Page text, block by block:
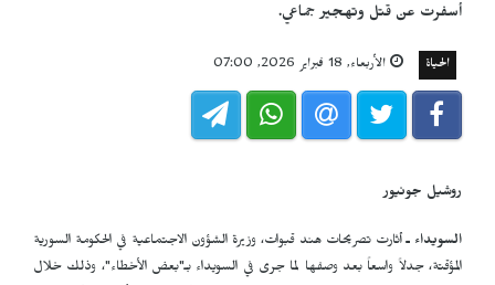
أسفرت عن قتل وتهجير جماعي.
الحياة الأربعاء, 18 فبراير 2026, 07:00
روشيل جونيور
السويداء ـأثارت تصريحات هند قبوات، وزيرة الشؤون الاجتماعية في الحكومة السورية
المؤقتة، جدلاً واسعاً بعد وصفها لما جرى في السويداء بـ"بعض الأخطاء"، وذلك خلال